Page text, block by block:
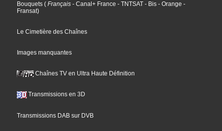
Bouquets ( Français - Canal+ France - TNTSAT - Bis - Orange -
Fransat)
Le Cimetière des Chaînes
Images manquantes
Chaînes TV en Ultra Haute Définition
Transmissions en 3D
Transmissions DAB sur DVB